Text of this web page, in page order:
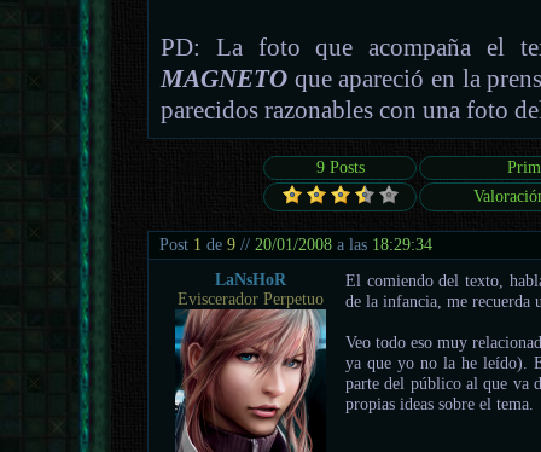
PD: La foto que acompaña el
MAGNETO que apareció en la
parecidos razonables con una foto
9 Posts
Post 1 de9 // 20/01/2008 a las 18:29:34
LaNsHoR
Eviscerador Perpetuo
El comiendo del texto,
de la infancia, me recuerda
Veo todo eso muy
ya que yo no la he leído).
parte del público al que va
propias ideas sobre el tema.